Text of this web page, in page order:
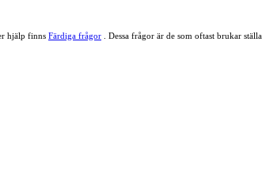
hjälp finns Färdiga frågor . Dessa frågor är de som oftast brukar